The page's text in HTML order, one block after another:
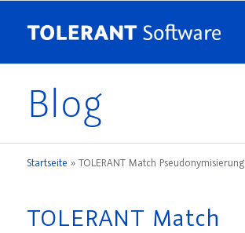
Blog
Startseite » TOLERANT Match Pseudonymisierung
TOLERANT Match